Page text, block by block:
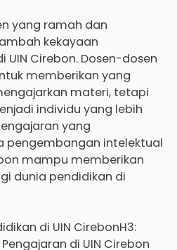
yang ramah dan
kekayaan
Cirebon. Dosen-dosen
memberikan yang
materi, tetapi
individu yang lebih
yang
pengembangan intelektual
mampu memberikan
dunia pendidikan di
di UIN CirebonH3:
di UIN Cirebon